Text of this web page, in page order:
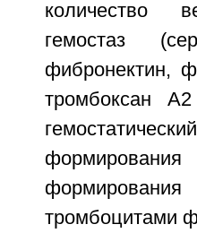
количество
гемостаз
фибронектин,
тромбоксан
тромбоцитами